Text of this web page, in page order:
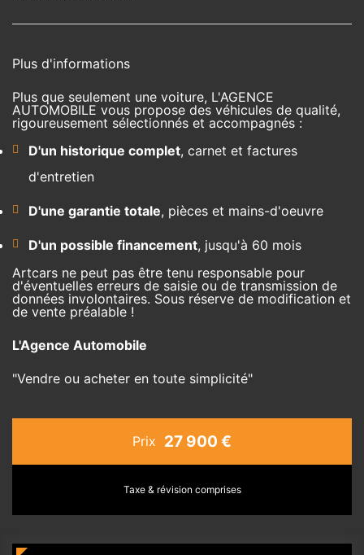
Plus d'informations
Plus que seulement une voiture, L'AGENCE
AUTOMOBILE vous propose des véhicules de qualité,
rigoureusement sélectionnés et accompagnés :
D'un historique complet, carnet et factures
d'entretien
D'une garantie totale, pièces et mains-d'oeuvre
D'un possible financement, jusqu'à 60 mois
Artcars ne peut pas être tenu responsable pour
d'éventuelles erreurs de saisie ou de transmission de
données involontaires. Sous réserve de modification et
de vente préalable !
L'Agence Automobile
"Vendre ou acheter en toute simplicité"
Prix 27 900 €
Taxe & révision comprises